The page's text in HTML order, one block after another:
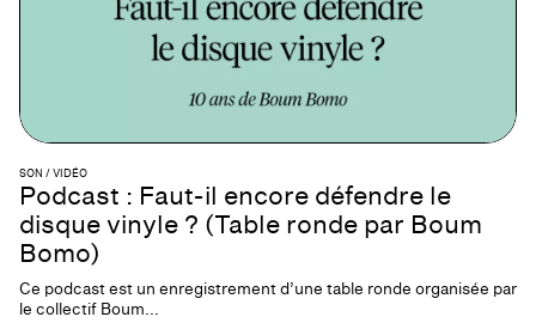
SON / VIDÉO
Podcast : Faut-il encore défendre le
disque vinyle ? (Table ronde par Boum
Bomo)
Ce podcast est un enregistrement d’une table ronde organisée par
le collectif Boum...